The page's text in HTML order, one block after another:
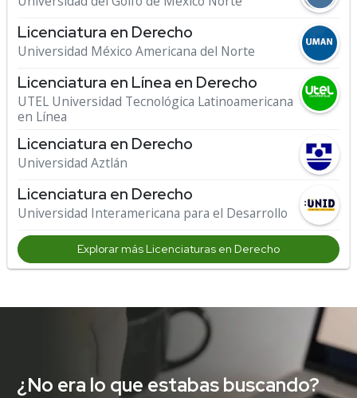
Licenciatura en Derecho
Universidad México Americana del Norte
Licenciatura en Línea en Derecho
UTEL Universidad Tecnológica Latinoamericana
en Línea
Licenciatura en Derecho
Universidad Aztlán
Licenciatura en Derecho
Universidad Interamericana para el Desarrollo
Explorar más Licenciaturas en Derecho
¿No era lo que estabas buscando?